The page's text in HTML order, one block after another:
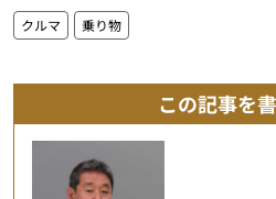
クルマ 乗り物
この記事を